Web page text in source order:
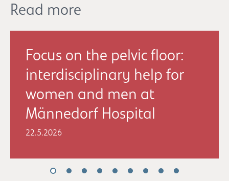
Read more
Focus on the pelvic floor:
interdisciplinary help for
women and men at
Männedorf Hospital
22.5.2026